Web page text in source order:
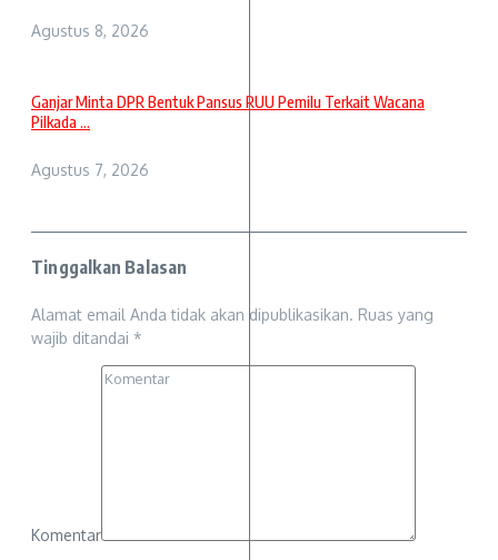
Agustus 8, 2026
Ganjar Minta DPR Bentuk Pansus RUU Pemilu Terkait Wacana
Pilkada ...
Agustus 7, 2026
Tinggalkan Balasan
Alamat email Anda tidak akan dipublikasikan. Ruas yang
wajib ditandai *
Komentar